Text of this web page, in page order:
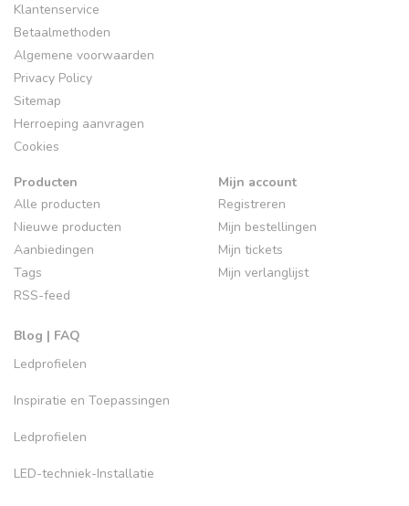
Klantenservice
Betaalmethoden
Algemene voorwaarden
Privacy Policy
Sitemap
Herroeping aanvragen
Cookies
Producten
Alle producten
Nieuwe producten
Aanbiedingen
Tags
RSS-feed
Blog | FAQ
Ledprofielen
Inspiratie en Toepassingen
Ledprofielen
LED-techniek-Installatie
Mijn account
Registreren
Mijn bestellingen
Mijn tickets
Mijn verlanglijst